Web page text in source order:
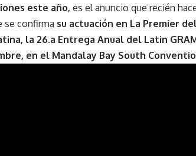
este año, es el anuncio que recién
se confirma su actuación en La Premier
la 26.a Entrega Anual del Latin
en el Mandalay Bay South